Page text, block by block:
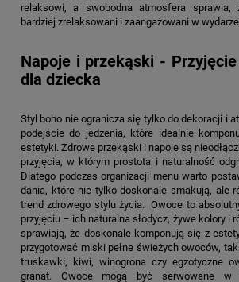
relaksowi, a swobodna atmosfera
bardziej zrelaksowani i zaangażowani w
Napoje i przekąski -
dla dziecka
Styl boho nie ogranicza się tylko do dekoracji i
podejście do jedzenia, które idealnie
estetyki. Zdrowe przekąski i napoje są
przyjęcia, w którym prostota i naturalność
Dlatego podczas organizacji menu warto
dania, które nie tylko doskonale smakują, ale
trend zdrowego stylu życia. Owoce to
przyjęciu – ich naturalna słodycz, żywe kolory i
sprawiają, że doskonale komponują się z
przygotować miski pełne świeżych owoców,
truskawki, kiwi, winogrona czy egzotyczne
granat. Owoce mogą być serwowane w